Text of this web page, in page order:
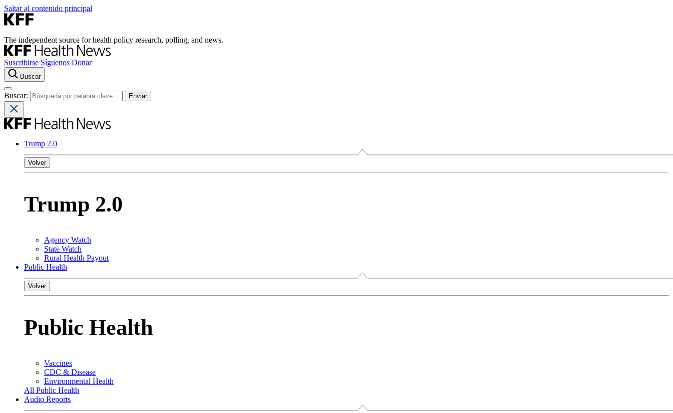
Saltar al contenido principal
The independent source for health policy research, polling, and news.
Suscribirse Síguenos Donar
Buscar
Buscar:
Trump 2.0
Volver
Trump 2.0
Agency Watch
State Watch
Rural Health Payout
Public Health
Volver
Public Health
Vaccines
CDC & Disease
Environmental Health
All Public Health
Audio Reports